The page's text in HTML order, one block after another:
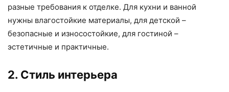
разные требования к отделке. Для кухни и ванной
нужны влагостойкие материалы, для детской –
безопасные и износостойкие, для гостиной –
эстетичные и практичные.
2. Стиль интерьера